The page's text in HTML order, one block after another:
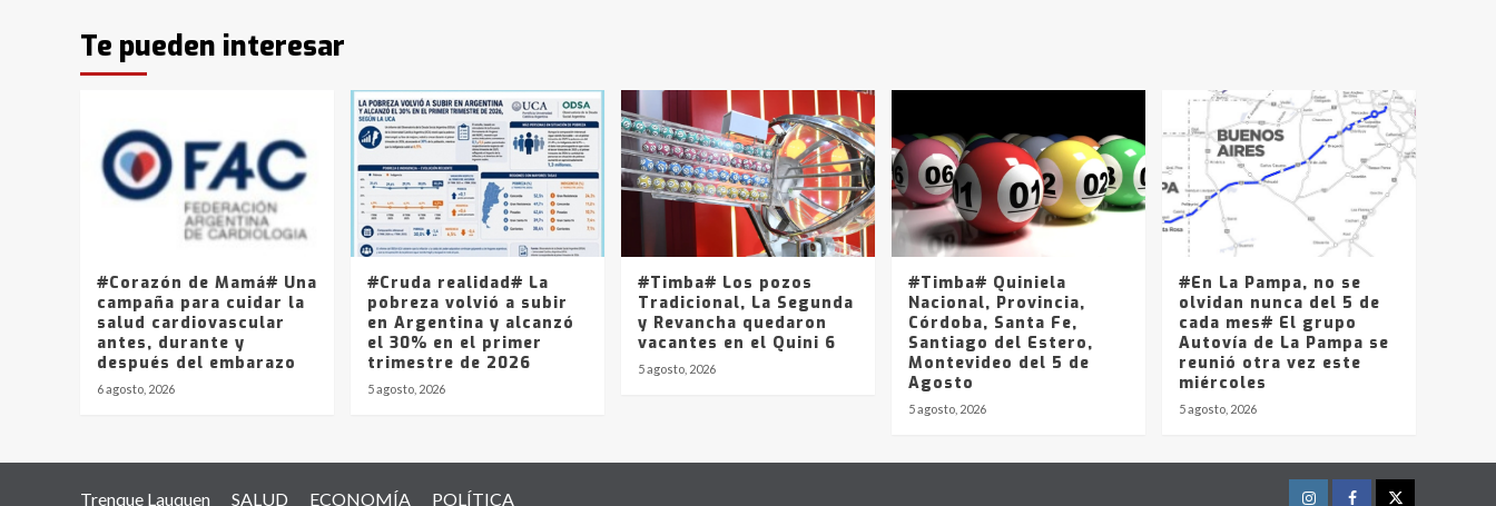
3
Identidad de los
adolescentes
pampeanos que fueron
protagonistas del fatal
accidente en la mañana
del lunes
4
Accidente en Ruta 5:
falleció un joven de
Trenque Lauquen
Los precios de los
combustibles en La
Pampa, desde YPF hasta
Axion entre 857 a 1338
pesos
Te pueden interesar
#Corazón de Mamá# Una
campaña para cuidar la
salud cardiovascular
antes, durante y
después del embarazo
6 agosto, 2026
#Cruda realidad# La
pobreza volvió a subir
en Argentina y alcanzó
el 30% en el primer
trimestre de 2026
5 agosto, 2026
#Timba# Los pozos
Tradicional, La Segunda
y Revancha quedaron
vacantes en el Quini 6
5 agosto, 2026
#Timba# Quiniela
Nacional, Provincia,
Córdoba, Santa Fe,
Santiago del Estero,
Montevideo del 5 de
Agosto
5 agosto, 2026
#En La Pampa, no se
olvidan nunca del 5 de
cada mes# El grupo
Autovía de La Pampa se
reunió otra vez este
miércoles
5 agosto, 2026
Trenque Lauquen SALUD ECONOMÍA POLÍTICA